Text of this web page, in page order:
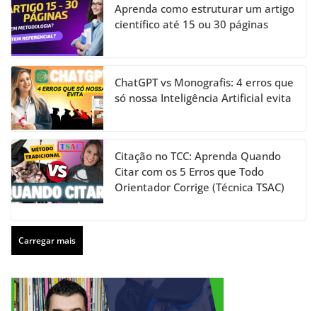
Aprenda como estruturar um artigo
científico até 15 ou 30 páginas
ChatGPT vs Monografis: 4 erros que
só nossa Inteligência Artificial evita
Citação no TCC: Aprenda Quando
Citar com os 5 Erros que Todo
Orientador Corrige (Técnica TSAC)
Carregar mais